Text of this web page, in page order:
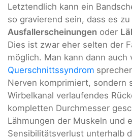
Letztendlich kann ein
so gravierend sein, dass es zu
Ausfallerscheinungen oder
Dies ist zwar eher selten der
möglich. Man kann dann auch
Querschnittssyndrom
Nerven komprimiert, sondern
Wirbelkanal verlaufendes
kompletten Durchmesser
Lähmungen der Muskeln und
Sensibilitätsverlust unterhalb